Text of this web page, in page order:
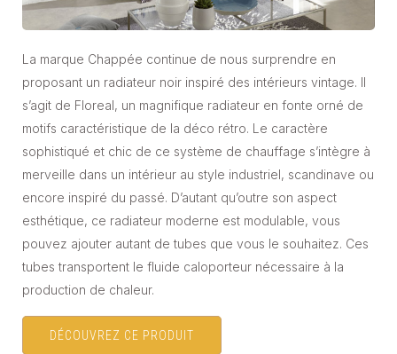
La marque Chappée continue de nous surprendre en
proposant un radiateur noir inspiré des intérieurs vintage. Il
s’agit de Floreal, un magnifique radiateur en fonte orné de
motifs caractéristique de la déco rétro. Le caractère
sophistiqué et chic de ce système de chauffage s’intègre à
merveille dans un intérieur au style industriel, scandinave ou
encore inspiré du passé. D’autant qu’outre son aspect
esthétique, ce radiateur moderne est modulable, vous
pouvez ajouter autant de tubes que vous le souhaitez. Ces
tubes transportent le fluide caloporteur nécessaire à la
production de chaleur.
DÉCOUVREZ CE PRODUIT